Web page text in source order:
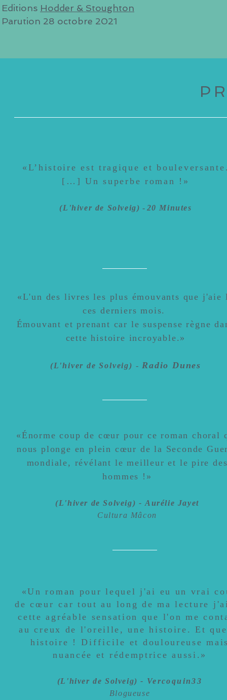
Editions Hodder & Stoughton
Parution 28 octobre 2021
« L’histoire est tragique et
[…] Un superbe roman ! »
(L'hiver de Solveig) - 20 Minutes
«L'un des livres les plus émouvants que j'aie
ces derniers mois.
Émouvant et prenant car le suspense règne
cette histoire incroyable.»
(L'hiver de Solveig) - Radio Dunes
«Énorme coup de cœur pour ce roman choral
nous plonge en plein cœur de la Seconde
mondiale, révélant le meilleur et le pire
hommes !»
(L'hiver de Solveig) - Aurélie Jayet
Cultura Mâcon
«Un roman pour lequel j'ai eu un vrai
decœur car tout au long de ma lecture
cette agréable sensation que l'on me
au creux de l'oreille, une histoire. Et
histoire ! Difficile et douloureuse
nuancée et rédemptrice aussi. »
(L'hiver de Solveig) - Vercoquin33
Blogueuse